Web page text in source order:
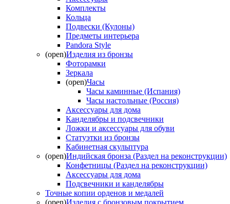
Комплекты
Кольца
Подвески (Кулоны)
Предметы интерьера
Pandora Style
(open)Изделия из бронзы
Фоторамки
Зеркала
(open)Часы
Часы каминные (Испания)
Часы настольные (Россия)
Аксессуары для дома
Канделябры и подсвечники
Ложки и аксессуары для обуви
Статуэтки из бронзы
Кабинетная скульптура
(open)Индийская бронза (Раздел на реконструкции)
Конфетницы (Раздел на реконструкции)
Аксессуары для дома
Подсвечники и канделябры
Точные копии орденов и медалей
(open)Изделия с бронзовым покрытием